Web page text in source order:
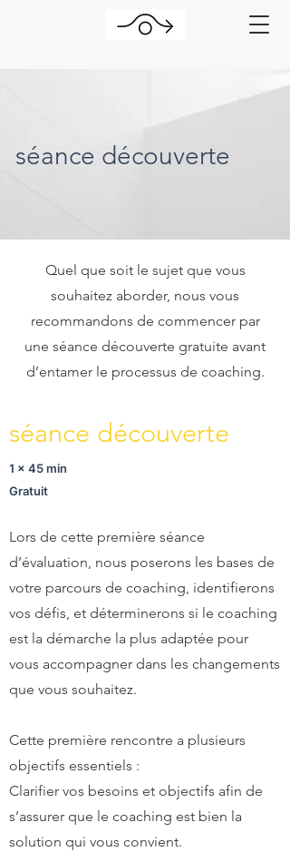
séance découverte
Quel que soit le sujet que vous
souhaitez aborder, nous vous
recommandons de commencer par
une séance découverte gratuite avant
d’entamer le processus de coaching.
séance découverte
1 x 45 min
Gratuit
Lors de cette première séance
d’évaluation, nous poserons les bases de
votre parcours de coaching, identifierons
vos défis, et déterminerons si le coaching
est la démarche la plus adaptée pour
vous accompagner dans les changements
que vous souhaitez.
Cette première rencontre a plusieurs
objectifs essentiels :
Clarifier vos besoins et objectifs afin de
s’assurer que le coaching est bien la
solution qui vous convient.